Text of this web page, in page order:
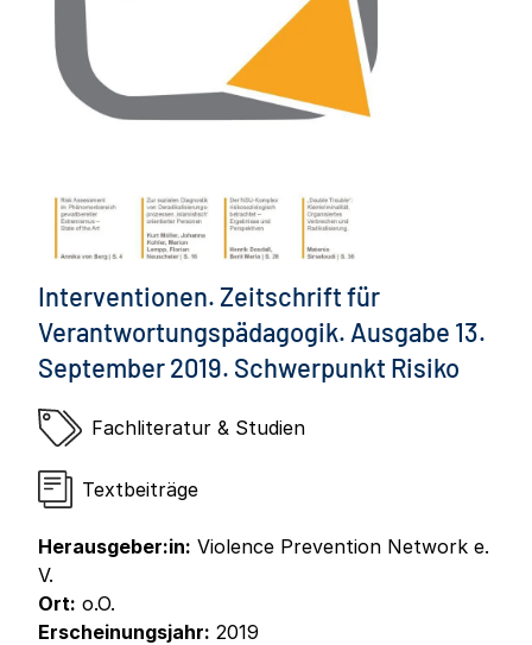
Interventionen. Zeitschrift für
Verantwortungspädagogik. Ausgabe 13.
September 2019. Schwerpunkt Risiko
Fachliteratur & Studien
Textbeiträge
Herausgeber:in: Violence Prevention Network e.
V.
Ort: o.O.
Erscheinungsjahr: 2019